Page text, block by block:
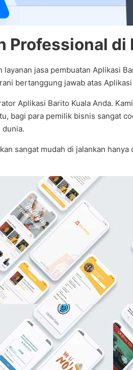
Professional di
jasa pembuatan Aplikasi
bertanggung jawab atas Aplikasi
Aplikasi Barito Kuala Anda.
bagi para pemilik bisnis sangat
dunia.
sangat mudah di jalankan